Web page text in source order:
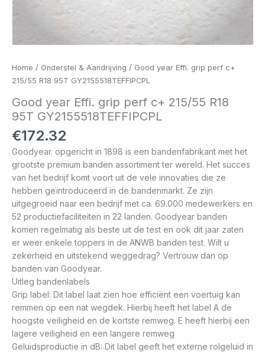
Home / Onderstel & Aandrijving / Good year Effi. grip perf c+
215/55 R18 95T GY2155518TEFFIPCPL
Good year Effi. grip perf c+ 215/55 R18
95T GY2155518TEFFIPCPL
€172.32
Goodyear. opgericht in 1898 is een bandenfabrikant met het
grootste premium banden assortiment ter wereld. Het succes
van het bedrijf komt voort uit de vele innovaties die ze
hebben geïntroduceerd in de bandenmarkt. Ze zijn
uitgegroeid naar een bedrijf met ca. 69.000 medewerkers en
52 productiefaciliteiten in 22 landen. Goodyear banden
komen regelmatig als beste uit de test en ook dit jaar zaten
er weer enkele toppers in de ANWB banden test. Wilt u
zekerheid en uitstekend weggedrag? Vertrouw dan op
banden van Goodyear.
Uitleg bandenlabels
Grip label: Dit label laat zien hoe efficiënt een voertuig kan
remmen op een nat wegdek. Hierbij heeft het label A de
hoogste veiligheid en de kortste remweg. E heeft hierbij een
lagere veiligheid en een langere remweg
Geluidsproductie in dB: Dit label geeft het externe rolgeluid in